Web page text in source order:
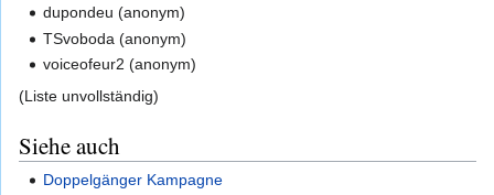
dupondeu (anonym)
TSvoboda (anonym)
voiceofeur2 (anonym)
(Liste unvollständig)
Siehe auch
Doppelgänger Kampagne